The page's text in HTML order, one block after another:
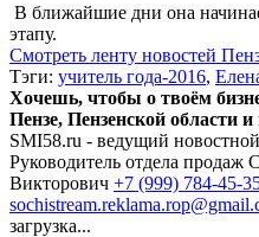
В ближайшие дни она
этапу.
Смотреть ленту новостей
Тэги: учитель года-2016,
Хочешь, чтобы о твоём
Пензе, Пензенской области
SMI58.ru - ведущий
Руководитель отдела продаж
Викторович +7 (999) 784-45-
загрузка...